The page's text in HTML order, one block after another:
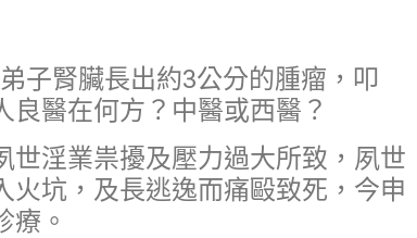
子腎臟長出約3公分的腫瘤，叩
醫在何方？中醫或西醫？
世淫業祟擾及壓力過大所致，夙世
坑，及長逃逸而痛毆致死，今申
療。